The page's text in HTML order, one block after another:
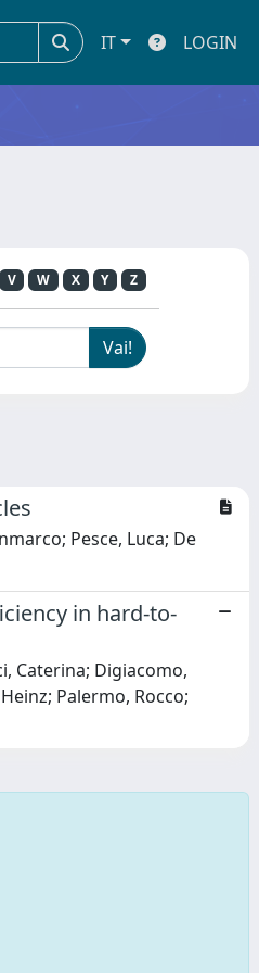
IT LOGIN
V W X Y Z
Pesce, Luca; De
in hard-to-
Caterina; Digiacomo,
Palermo, Rocco;